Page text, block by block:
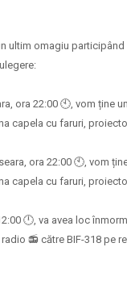
ultim omagiu
ora 22:00 🕙, vom ține
capela cu faruri,
ora 22:00 🕙, vom
capela cu faruri,
🕛, va avea loc
📻 către BIF-318 pe